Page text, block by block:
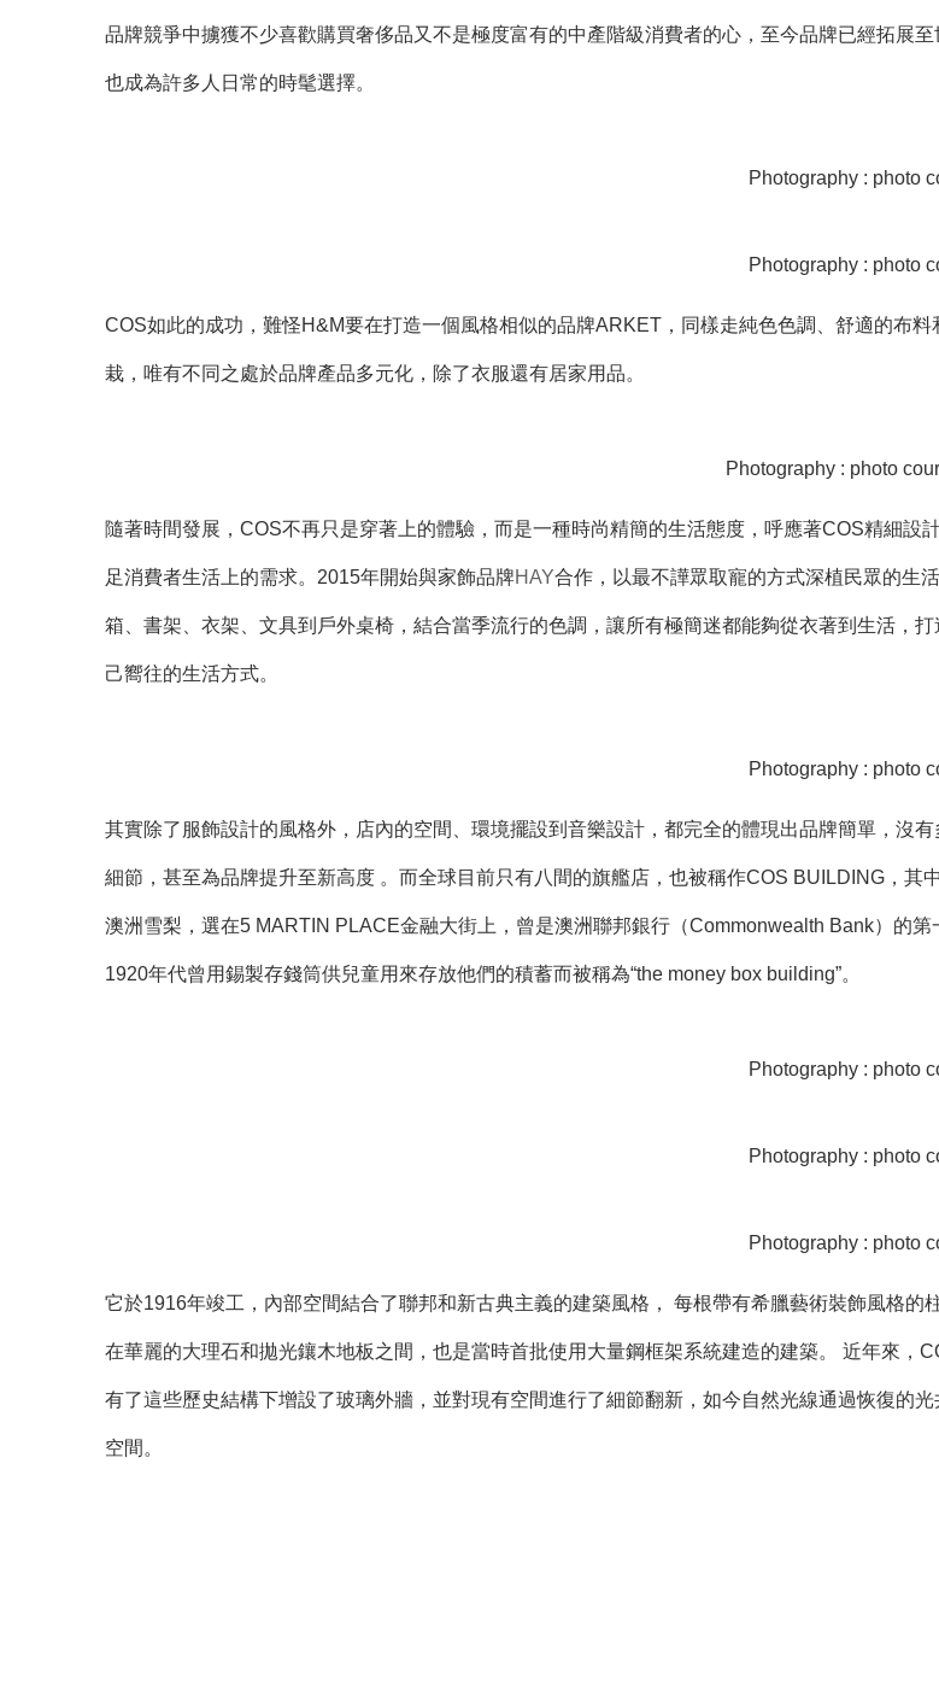
品牌競爭中擄獲不少喜歡購買奢侈品又不是極度富有的中產階級消費者的心，至今品牌已經拓展至
也成為許多人日常的時髦選擇。
Photography : photo
Photography : photo
COS如此的成功，難怪H&M要在打造一個風格相似的品牌ARKET，同樣走純色色調、舒適的布料
栽，唯有不同之處於品牌產品多元化，除了衣服還有居家用品。
Photography : photo
隨著時間發展，COS不再只是穿著上的體驗，而是一種時尚精簡的生活態度，呼應著COS精細設
足消費者生活上的需求。2015年開始與家飾品牌HAY合作，以最不譁眾取寵的方式深植民眾的生
箱、書架、衣架、文具到戶外桌椅，結合當季流行的色調，讓所有極簡迷都能夠從衣著到生活，打
己嚮往的生活方式。
Photography : photo
其實除了服飾設計的風格外，店內的空間、環境擺設到音樂設計，都完全的體現出品牌簡單，沒有
細節，甚至為品牌提升至新高度 。而全球目前只有八間的旗艦店，也被稱作COS BUILDING，其
澳洲雪梨，選在5 MARTIN PLACE金融大街上，曾是澳洲聯邦銀行（Commonwealth Bank）的第
1920年代曾用錫製存錢筒供兒童用來存放他們的積蓄而被稱為“the money box building”。
Photography : photo
Photography : photo
Photography : photo
它於1916年竣工，內部空間結合了聯邦和新古典主義的建築風格， 每根帶有希臘藝術裝飾風格的
在華麗的大理石和拋光鑲木地板之間，也是當時首批使用大量鋼框架系統建造的建築。 近年來，
有了這些歷史結構下增設了玻璃外牆，並對現有空間進行了細節翻新，如今自然光線通過恢復的光
空間。